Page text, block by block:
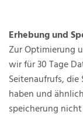
Erhebung und
Zur Optimierung
wir für 30 Tage
Seitenaufrufs, die
haben und
speicherung